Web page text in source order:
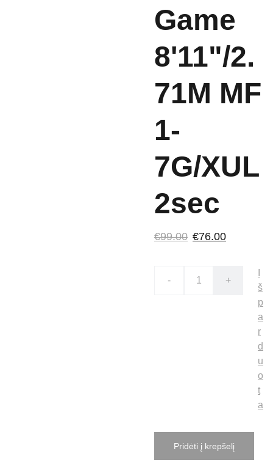
Game
8'11"/2.
71M MF
1-
7G/XUL
2sec
€99.00 €76.00
- +
š
p
a
r
d
u
o
t
a
Pridėti į krepšelį